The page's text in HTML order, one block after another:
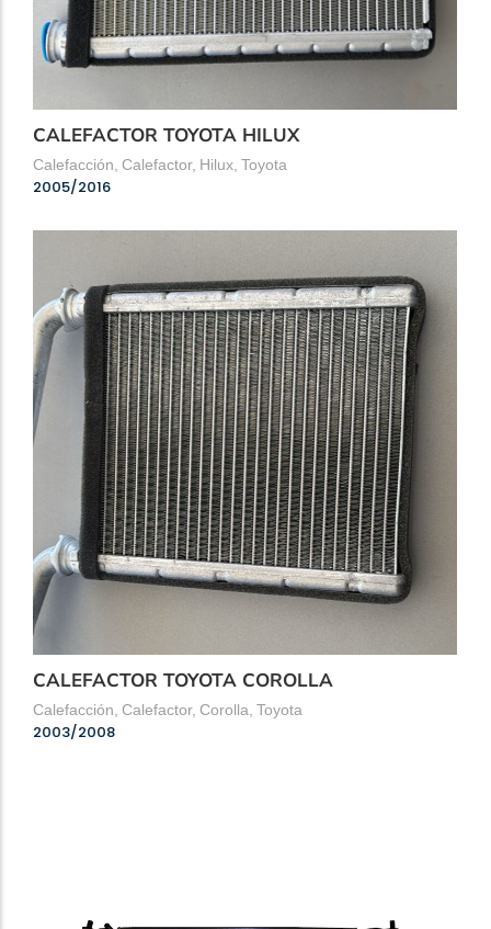
CALEFACTOR TOYOTA HILUX
Calefacción, Calefactor, Hilux, Toyota
2005/2016
CALEFACTOR TOYOTA COROLLA
Calefacción, Calefactor, Corolla, Toyota
2003/2008